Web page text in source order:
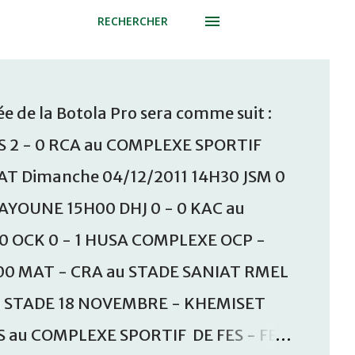
RECHERCHER
de la Botola Pro sera comme suit :
- 0 RCA au COMPLEXE SPORTIF
Dimanche 04/12/2011 14H30 JSM 0
15H00 DHJ 0 - 0 KAC au
OCK 0 - 1 HUSA COMPLEXE OCP -
MAT - CRA au STADE SANIAT RMEL
18 NOVEMBRE - KHEMISET
COMPLEXE SPORTIF DE FES - FES